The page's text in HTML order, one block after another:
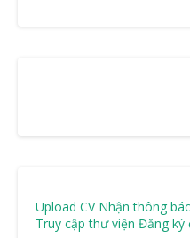
Upload CV Nhận thông
Truy cập thư viện Đăng ký